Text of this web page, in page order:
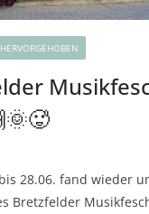
HERVORGEHOBEN
28.06. fand wieder
Bretzfelder